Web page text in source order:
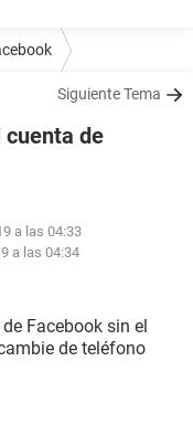
Siguiente Tema
cuenta de
a las 04:33
a las 04:34
Facebook sin el
de teléfono